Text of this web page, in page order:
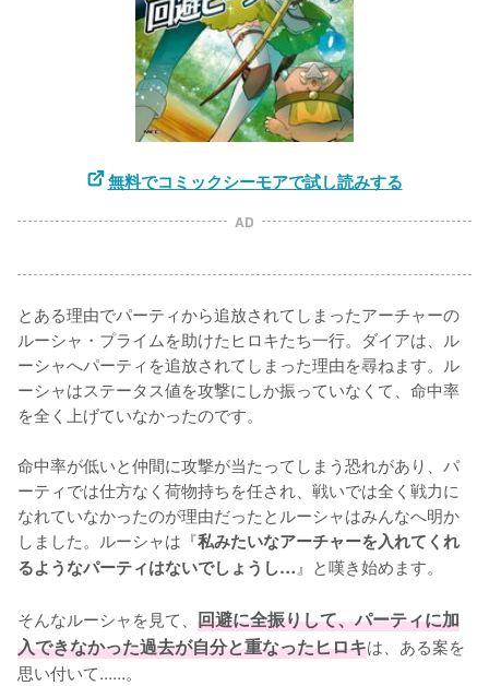
無料でコミックシーモアで試し読みする
AD
とある理由でパーティから追放されてしまったアーチャーの
ルーシャ・プライムを助けたヒロキたち一行。ダイアは、ル
ーシャへパーティを追放されてしまった理由を尋ねます。ル
ーシャはステータス値を攻撃にしか振っていなくて、命中率
を全く上げていなかったのです。
命中率が低いと仲間に攻撃が当たってしまう恐れがあり、パ
ーティでは仕方なく荷物持ちを任され、戦いでは全く戦力に
なれていなかったのが理由だったとルーシャはみんなへ明か
しました。ルーシャは『私みたいなアーチャーを入れてくれ
るようなパーティはないでしょうし… 』と嘆き始めます。
そんなルーシャを見て、 回避に全振りして、パーティに加
入できなかった過去が自分と重なったヒロキは、ある案を
思い付いて......。